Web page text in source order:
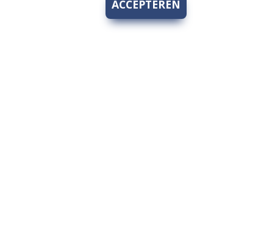
ACCEPTEREN